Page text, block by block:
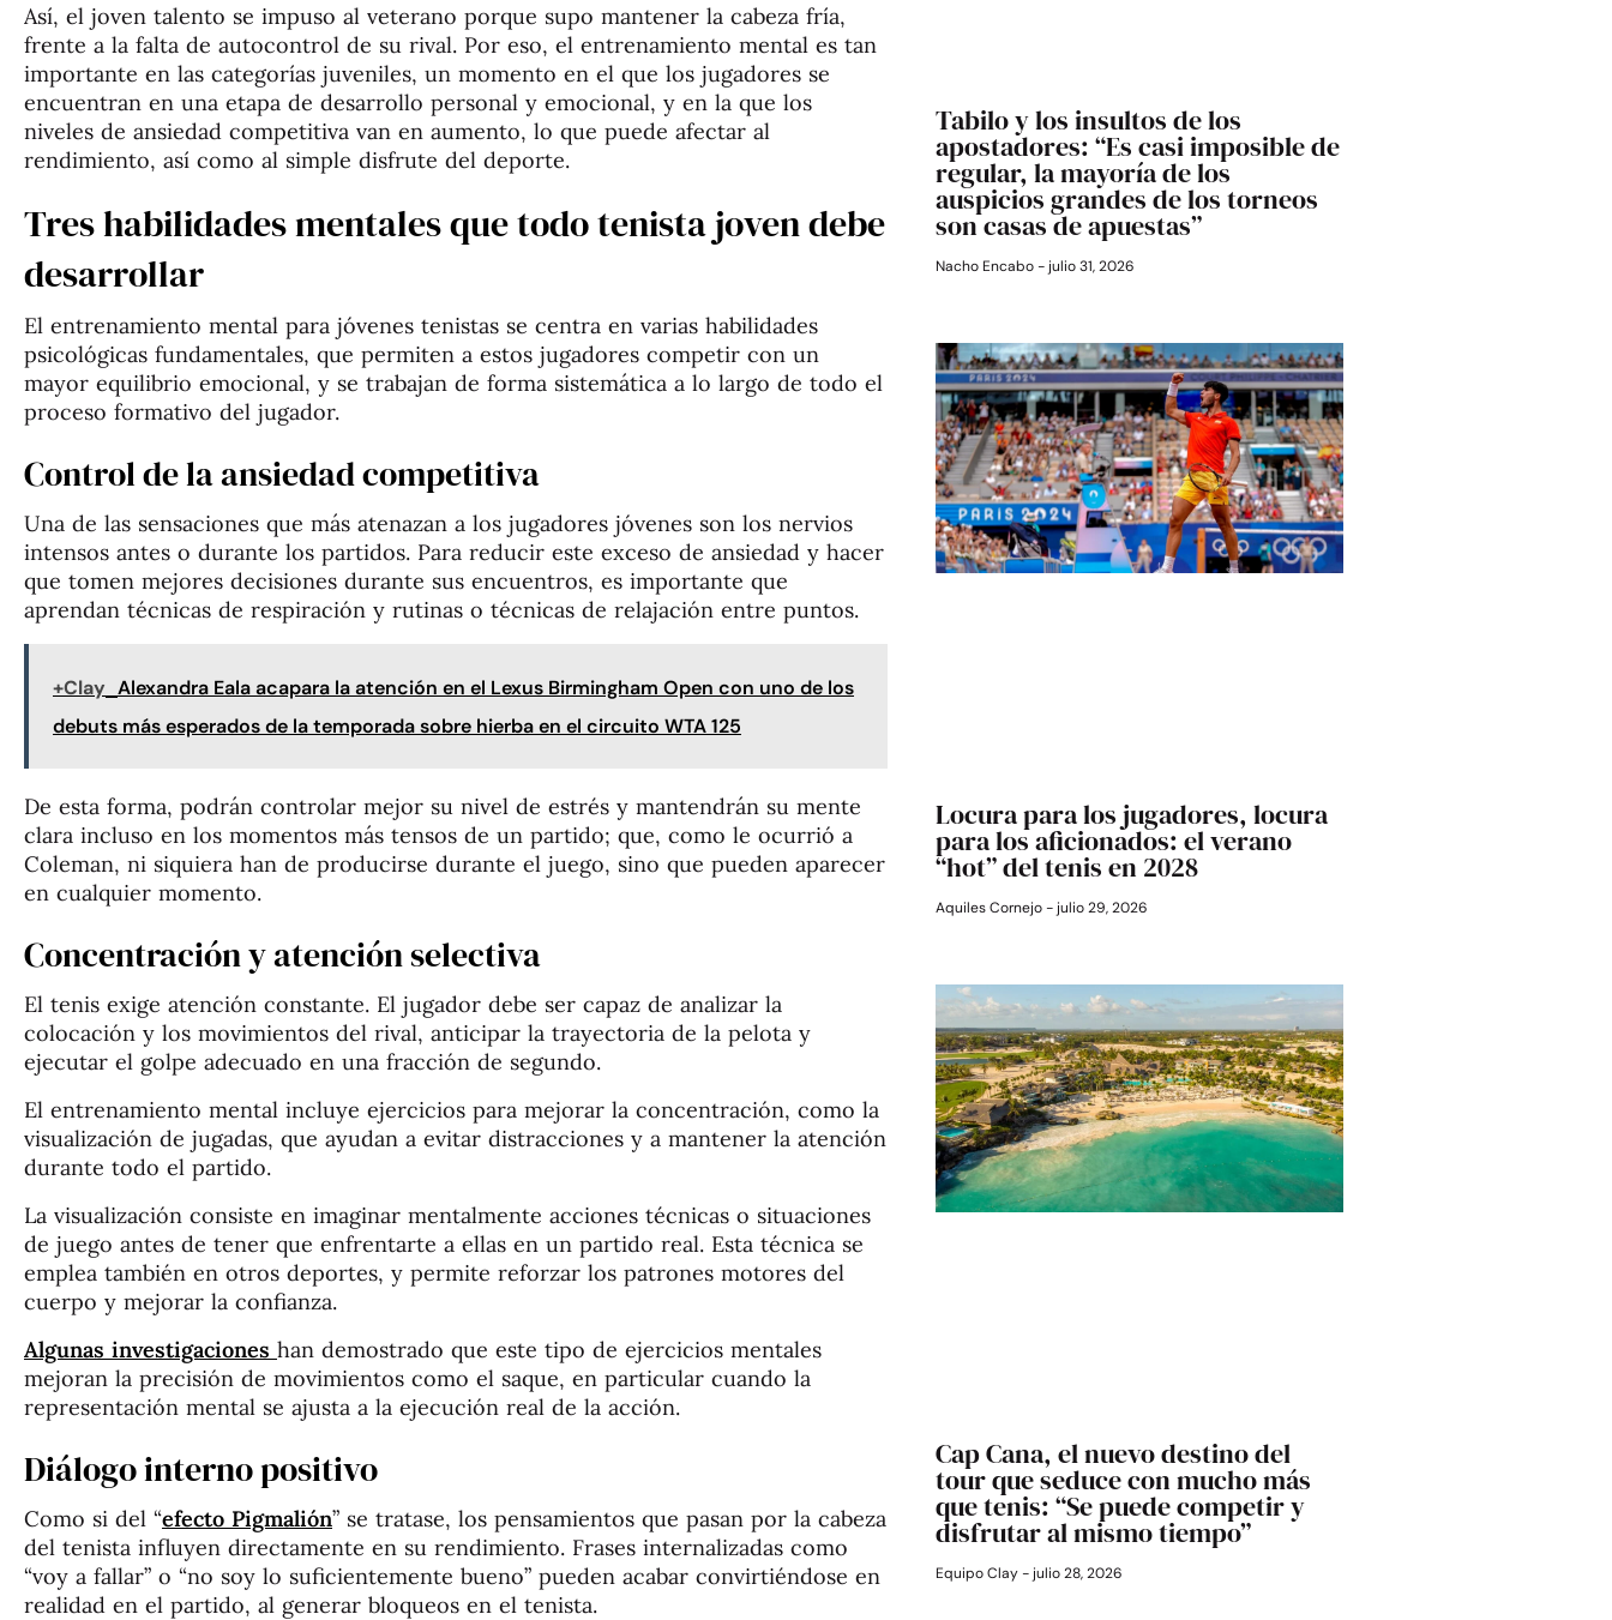
Así, el joven talento se impuso al veterano porque supo mantener la cabeza fría,
frente a la falta de autocontrol de su rival. Por eso, el entrenamiento mental es tan
importante en las categorías juveniles, un momento en el que los jugadores se
encuentran en una etapa de desarrollo personal y emocional, y en la que los
niveles de ansiedad competitiva van en aumento, lo que puede afectar al
rendimiento, así como al simple disfrute del deporte.
Tres habilidades mentales que todo tenista joven debe
desarrollar
El entrenamiento mental para jóvenes tenistas se centra en varias habilidades
psicológicas fundamentales, que permiten a estos jugadores competir con un
mayor equilibrio emocional, y se trabajan de forma sistemática a lo largo de todo el
proceso formativo del jugador.
Control de la ansiedad competitiva
Una de las sensaciones que más atenazan a los jugadores jóvenes son los nervios
intensos antes o durante los partidos. Para reducir este exceso de ansiedad y hacer
que tomen mejores decisiones durante sus encuentros, es importante que
aprendan técnicas de respiración y rutinas o técnicas de relajación entre puntos.
+Clay Alexandra Eala acapara la atención en el Lexus Birmingham Open con uno de los
debuts más esperados de la temporada sobre hierba en el circuito WTA 125
De esta forma, podrán controlar mejor su nivel de estrés y mantendrán su mente
clara incluso en los momentos más tensos de un partido; que, como le ocurrió a
Coleman, ni siquiera han de producirse durante el juego, sino que pueden aparecer
en cualquier momento.
Concentración y atención selectiva
El tenis exige atención constante. El jugador debe ser capaz de analizar la
colocación y los movimientos del rival, anticipar la trayectoria de la pelota y
ejecutar el golpe adecuado en una fracción de segundo.
El entrenamiento mental incluye ejercicios para mejorar la concentración, como la
visualización de jugadas, que ayudan a evitar distracciones y a mantener la atención
durante todo el partido.
La visualización consiste en imaginar mentalmente acciones técnicas o situaciones
de juego antes de tener que enfrentarte a ellas en un partido real. Esta técnica se
emplea también en otros deportes, y permite reforzar los patrones motores del
cuerpo y mejorar la confianza.
Algunas investigaciones han demostrado que este tipo de ejercicios mentales
mejoran la precisión de movimientos como el saque, en particular cuando la
representación mental se ajusta a la ejecución real de la acción.
Diálogo interno positivo
Como si del “efecto Pigmalión” se tratase, los pensamientos que pasan por la cabeza
del tenista influyen directamente en su rendimiento. Frases internalizadas como
“voy a fallar” o “no soy lo suficientemente bueno” pueden acabar convirtiéndose en
realidad en el partido, al generar bloqueos en el tenista.
Tabilo y los insultos de los
apostadores: “Es casi imposible de
regular, la mayoría de los
auspicios grandes de los torneos
son casas de apuestas”
Nacho Encabo julio 31, 2026
Locura para los jugadores, locura
para los aficionados: el verano
“hot” del tenis en 2028
Aquiles Cornejo julio 29, 2026
Cap Cana, el nuevo destino del
tour que seduce con mucho más
que tenis: “Se puede competir y
disfrutar al mismo tiempo”
Equipo Clay julio 28, 2026